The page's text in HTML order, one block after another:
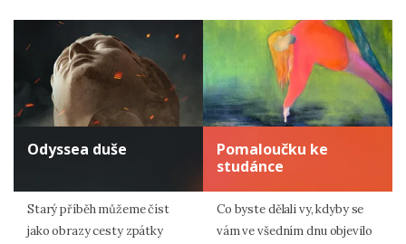
Odyssea duše
Starý příběh můžeme číst
jako obrazy cesty zpátky
Pomaloučku ke
studánce
Co byste dělali vy, kdyby se
vám ve všedním dnu objevilo